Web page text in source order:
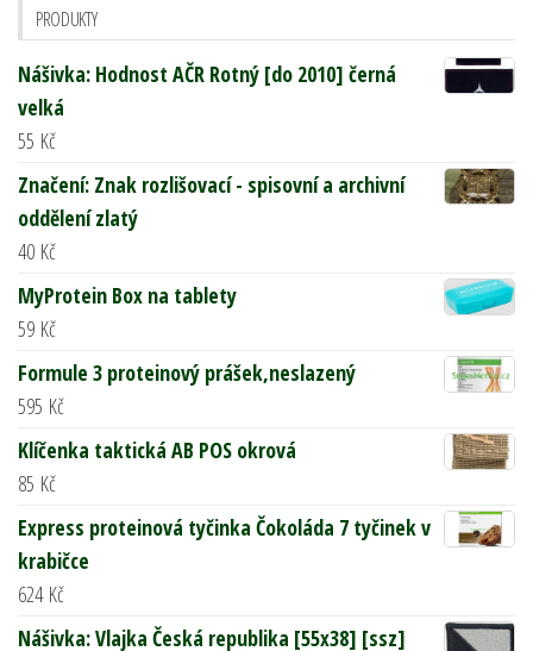
PRODUKTY
Nášivka: Hodnost AČR Rotný [do 2010] černá
velká
55 Kč
Značení: Znak rozlišovací - spisovní a archivní
oddělení zlatý
40 Kč
MyProtein Box na tablety
59 Kč
Formule 3 proteinový prášek,neslazený
595 Kč
Klíčenka taktická AB POS okrová
85 Kč
Express proteinová tyčinka Čokoláda 7 tyčinek v
krabičce
624 Kč
Nášivka: Vlajka Česká republika [55x38] [ssz]